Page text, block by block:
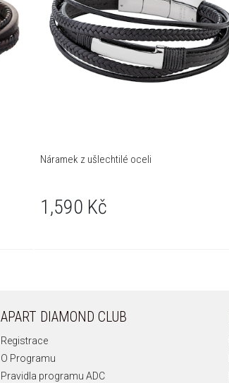
Náramek z ušlechtilé oceli
1,590 Kč
APART DIAMOND CLUB
Registrace
O Programu
Pravidla programu ADC